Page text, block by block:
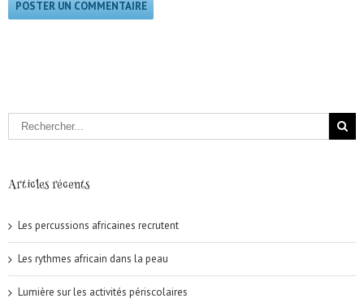
Articles récents
Les percussions africaines recrutent
Les rythmes africain dans la peau
Lumière sur les activités périscolaires